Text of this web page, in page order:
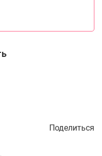
Поделиться